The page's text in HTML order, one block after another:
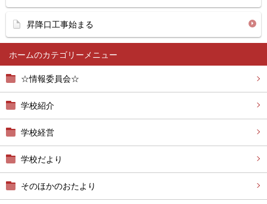
ホーム
☆情報委員会☆
学校紹介
学校経営
学校だより
そのほかのおたより
昇降口工事始まる